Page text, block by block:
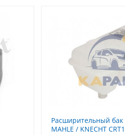
Расширительный бак
MAHLE / KNECHT